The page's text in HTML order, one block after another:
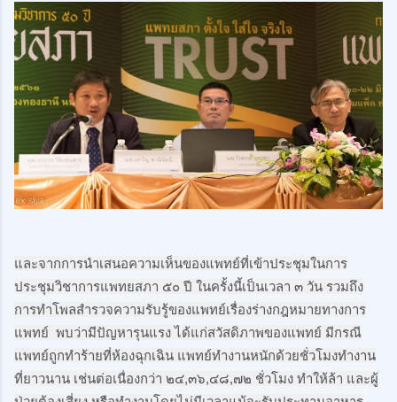
และจากการนำเสนอความเห็นของแพทย์ที่เข้าประชุมในการ
ประชุมวิชาการแพทยสภา ๕๐ ปี ในครั้งนี้เป็นเวลา ๓ วัน รวมถึง
การทำโพลสำรวจความรับรู้ของแพทย์เรื่องร่างกฎหมายทางการ
แพทย์  พบว่ามีปัญหารุนแรง ได้แก่สวัสดิภาพของแพทย์ มีกรณี
แพทย์ถูกทำร้ายที่ห้องฉุกเฉิน แพทย์ทำงานหนักด้วยชั่วโมงทำงาน
ที่ยาวนาน เช่นต่อเนื่องกว่า ๒๔,๓๖,๔๘,๗๒ ชั่วโมง ทำให้ล้า และผู้